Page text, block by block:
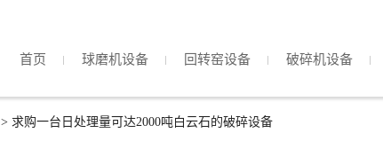
首页 球磨机设备 回转窑设备 破碎机设备
> 求购一台日处理量可达2000吨白云石的破碎设备